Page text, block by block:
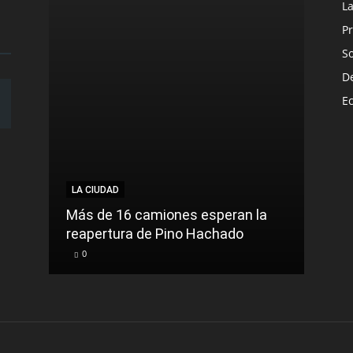
LA CIUDAD
Más de 16 camiones esperan la
reapertura de Pino Hachado
0